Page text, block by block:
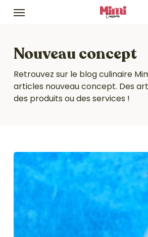
Skip
content
Menu
Nouveau concept
Retrouvez sur le blog culinaire
articles nouveau concept. Des
des produits ou des services !